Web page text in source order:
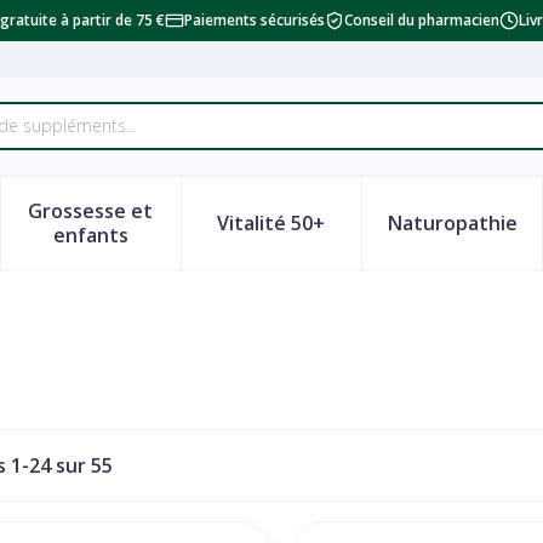
à partir de 75 € Paiements sécurisés Conseil du pharmacien
Beauté, soins et hygiène
sous-menu pour la catégorie Régime, alimentation &
Grossesse et
enfantsAfficher le sous-menu pour la catégorie
Vitalité 50+Afficher le sous-menu pour
Naturopathie
Afficher
1-24sur55